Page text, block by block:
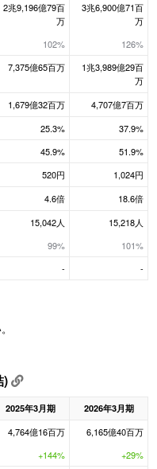
2兆9,196億79百
万
102%
3兆6,900億71百
万
126%
7,375億65百万
1兆3,989億29百
万
1,679億32百万 4,707億7百万
25.3% 37.9%
45.9% 51.9%
520円 1,024円
4.6倍 18.6倍
15,042人
99%
15,218人
101%
- -
)
2025年3月期
2026年3月期
4,764億16百万
+144%
6,165億40百万
+29%